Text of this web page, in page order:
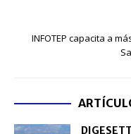
INFOTEP capacita a